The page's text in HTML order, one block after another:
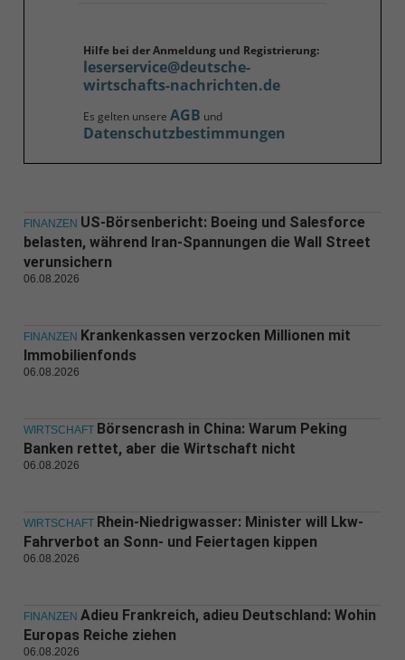
Hilfe bei der Anmeldung und Registrierung:
leserservice@deutsche-
wirtschafts-nachrichten.de
Es gelten unsere AGB und
Datenschutzbestimmungen
FINANZEN US-Börsenbericht: Boeing und Salesforce
belasten, während Iran-Spannungen die Wall Street
verunsichern
06.08.2026
FINANZEN Krankenkassen verzocken Millionen mit
Immobilienfonds
06.08.2026
WIRTSCHAFT Börsencrash in China: Warum Peking
Banken rettet, aber die Wirtschaft nicht
06.08.2026
WIRTSCHAFT Rhein-Niedrigwasser: Minister will Lkw-
Fahrverbot an Sonn- und Feiertagen kippen
06.08.2026
FINANZEN Adieu Frankreich, adieu Deutschland: Wohin
Europas Reiche ziehen
06.08.2026